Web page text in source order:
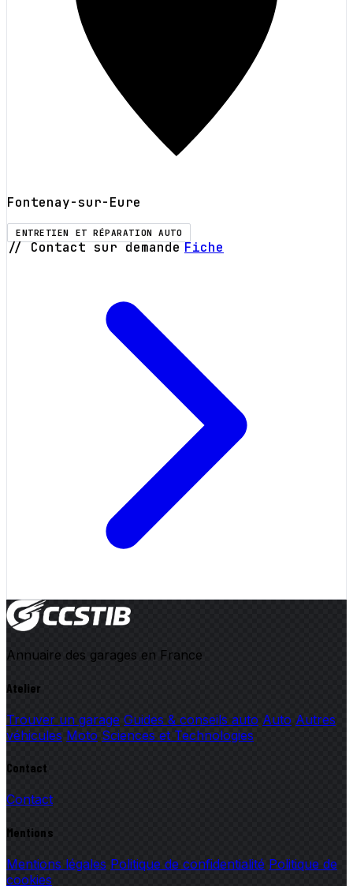
Fontenay-sur-Eure
ENTRETIEN ET RÉPARATION AUTO
// Contact sur demande Fiche
Annuaire des garages en France
Atelier
Trouver un garage Guides & conseils auto Auto Autres
véhicules Moto Sciences et Technologies
Contact
Contact
Mentions
Mentions légales Politique de confidentialité Politique de
cookies